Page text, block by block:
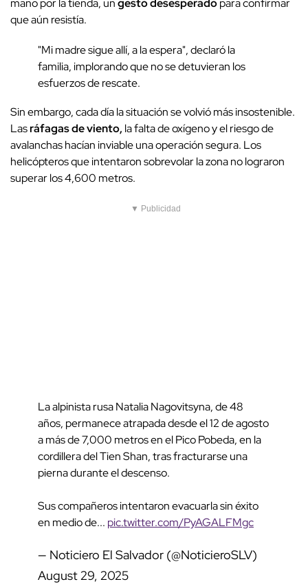
mano por la tienda, ungesto desesperadopara confirmar
que aún resistía.
"Mi madre sigue allí, a la espera", declaró la
familia, implorando que no se detuvieran los
esfuerzos de rescate.
Sin embargo, cada día la situación se volvió más insostenible.
Lasráfagas de viento, la falta de oxígeno y el riesgo de
avalanchas hacían inviable una operación segura. Los
helicópteros que intentaron sobrevolar la zona no lograron
superar los 4,600 metros.
▼ Publicidad
La alpinista rusa Natalia Nagovitsyna, de 48
años, permanece atrapada desde el 12 de agosto
a más de 7,000 metros en el Pico Pobeda, en la
cordillera del Tien Shan, tras fracturarse una
pierna durante el descenso.
Sus compañeros intentaron evacuarla sin éxito
en medio de... pic.twitter.com/PyAGALFMgc
— Noticiero El Salvador (@NoticieroSLV)
August 29, 2025